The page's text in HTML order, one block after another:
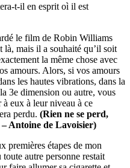
t-il en esprit oì il est
le film de Robin Williams
là, mais il a souhaité qu’il soit
la même chose avec
amours. Alors, si vos amours
les hautes vibrations, dans la
3e dimension ou autre, vous
à eux à leur niveau à ce
perdu. (Rien ne se perd,
Antoine de Lavoisier)
premières étapes de mon
autre personne restait